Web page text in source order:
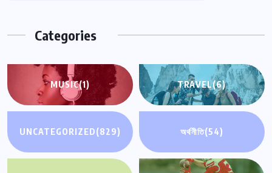
Categories
MUSIC(1) TRAVEL(6)
UNCATEGORIZED(829) অর্থনীতি(54)